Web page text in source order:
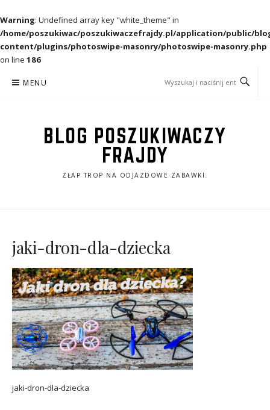
Warning: Undefined array key "white_theme" in
/home/poszukiwac/poszukiwaczefrajdy.pl/application/public/
content/plugins/photoswipe-masonry/photoswipe-masonry.php
on line 186
MENU
BLOG POSZUKIWACZY
FRAJDY
ZŁAP TROP NA ODJAZDOWE ZABAWKI.
jaki-dron-dla-dziecka
jaki-dron-dla-dziecka